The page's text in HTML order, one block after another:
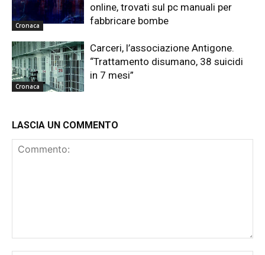
Cronaca
online, trovati sul pc manuali per
fabbricare bombe
Cronaca
Carceri, l’associazione Antigone.
“Trattamento disumano, 38 suicidi
in 7 mesi”
LASCIA UN COMMENTO